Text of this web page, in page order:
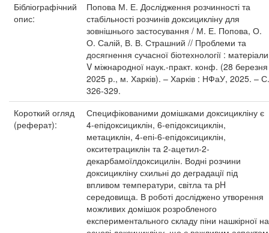
Бібліографічний
опис:
Попова М. Е. Дослідження розчинності та
стабільності розчинів доксицикліну для
зовнішнього застосування / М. Е. Попова, О.
О. Салій, В. В. Страшний // Проблеми та
досягнення сучасної біотехнології : матеріали
V міжнародної наук.-практ. конф. (28 березня
2025 р., м. Харків). – Харків : НФаУ, 2025. – С.
326-329.
Короткий огляд
(реферат):
Специфікованими домішками доксицикліну є
4-епідоксициклін, 6-епідоксициклін,
метациклін, 4-епі-6-епідоксициклін,
окситетрациклін та 2-ацетил-2-
декарбамоїлдоксицилін. Водні розчини
доксицикліну схильні до деградації під
впливом температури, світла та pH
середовища. В роботі досліджено утворення
можливих домішок розробленого
експериментального складу піни нашкірної на